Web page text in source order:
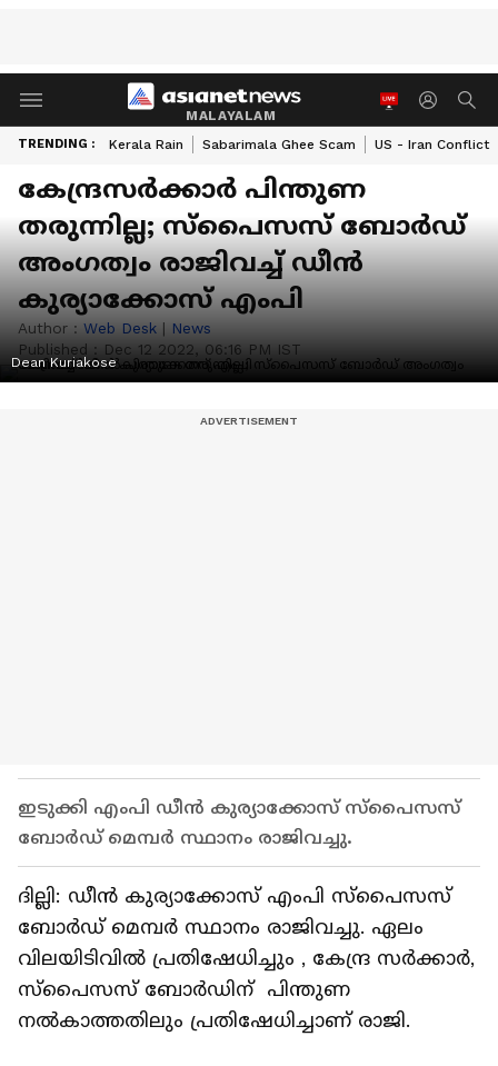
MALAYALAM
TRENDING : Kerala Rain Sabarimala Ghee Scam US - Iran Conflict
കേന്ദ്രസർക്കാർ പിന്തുണ
തരുന്നില്ല; സ്പൈസസ് ബോർഡ്
അംഗത്വം രാജിവച്ച് ഡീൻ
കുര്യാക്കോസ് എംപി
Author : Web Desk | News
Published : Dec 12 2022, 06:16 PM IST
Dean Kuriakose
ഇടുക്കി എംപി ഡീൻ കുര്യാക്കോസ് സ്പൈസസ്
ബോർഡ് മെമ്പർ സ്ഥാനം രാജിവച്ചു.
ദില്ലി: ഡീൻ കുര്യാക്കോസ് എംപി സ്പൈസസ്
ബോർഡ് മെമ്പർ സ്ഥാനം രാജിവച്ചു. ഏലം
വിലയിടിവിൽ പ്രതിഷേധിച്ചും , കേന്ദ്ര സർക്കാർ,
സ്പൈസസ് ബോർഡിന് പിന്തുണ
നൽകാത്തതിലും പ്രതിഷേധിച്ചാണ് രാജി.